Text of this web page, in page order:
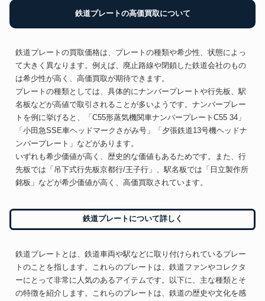
鉄道プレートの高価買取について
鉄道プレートの買取価格は、プレートの種類や希少性、状態によっ
て大きく異なります。例えば、廃止路線や閉鎖した鉄道会社のもの
は希少性が高く、高価買取が期待できます。
プレートの種類としては、具体的にナンバープレートや行先板、駅
名板などが高値で取引されることが多いようです。ナンバープレー
トを例に挙げると、「C55形蒸気機関車ナンバープレートC55 34」
「小田急SSE車ヘッドマークさがみ号」「夕張鉄道13号機ヘッドナ
ンバープレート」などがあります。
いずれも希少価値が高く、歴史的な価値もあるためです。また、行
先板では「吊下式行先板京都行/王子行」、駅名板では「日立製作所
銘板」などが希少価値が高く、高価買取されています。
鉄道プレートについて詳しく
鉄道プレートとは、鉄道車両や駅などに取り付けられているプレー
トのことを指します。これらのプレートは、鉄道ファンやコレクタ
ーにとって非常に人気のあるアイテムです。以下に、主な種類とそ
の特徴を紹介します。これらのプレートは、鉄道の歴史や文化を感